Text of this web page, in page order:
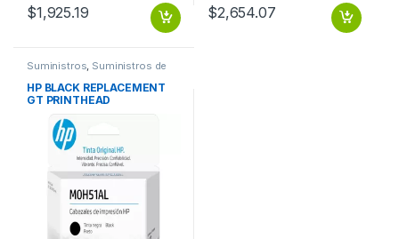
$1,925.19 $2,654.07
Suministros Suministros de
HP BLACK REPLACEMENT
GT PRINTHEAD